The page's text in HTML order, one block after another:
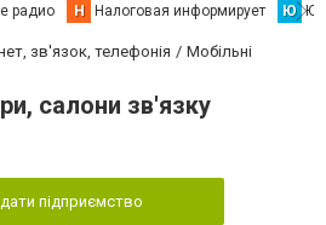
радио Н Налоговая информирует Ю
зв'язок, телефонія
Мобільні
салони зв'язку
підприємство